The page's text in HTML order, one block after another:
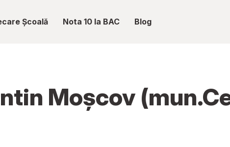
Școală Nota 10 la BAC Blog
Moșcov